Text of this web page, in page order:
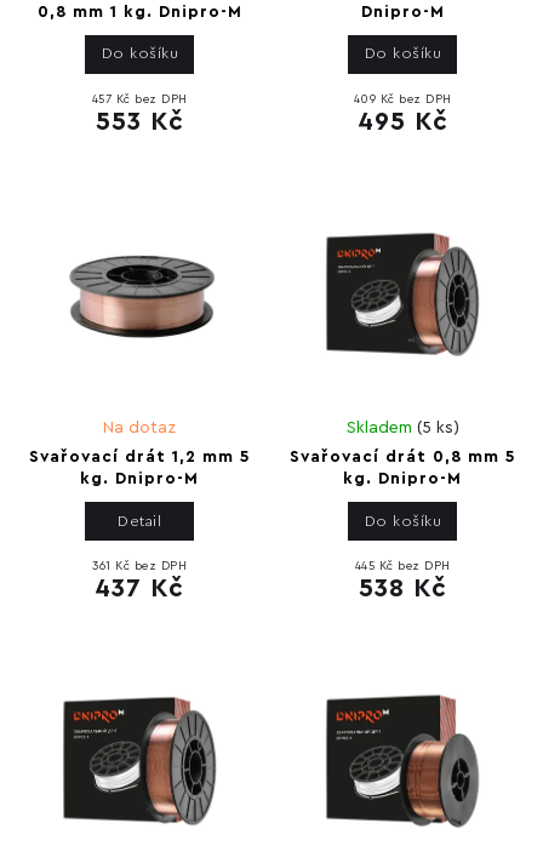
0,8 mm 1 kg. Dnipro-M
457 Kč bez DPH
553 Kč
Do košíku
Dnipro-M
409 Kč bez DPH
495 Kč
Do košíku
Svařovací drát 1,2 mm 5
kg. Dnipro-M
Na dotaz
361 Kč bez DPH
437 Kč
Detail
Svařovací drát 0,8 mm 5
kg. Dnipro-M
Skladem (5 ks)
445 Kč bez DPH
538 Kč
Do košíku